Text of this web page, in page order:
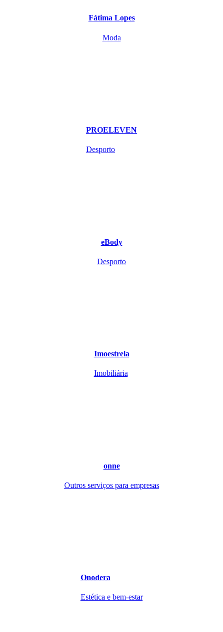
Fátima Lopes
Moda
PROELEVEN
Desporto
eBody
Desporto
Imoestrela
Imobiliária
onne
Outros serviços para empresas
Onodera
Estética e bem-estar